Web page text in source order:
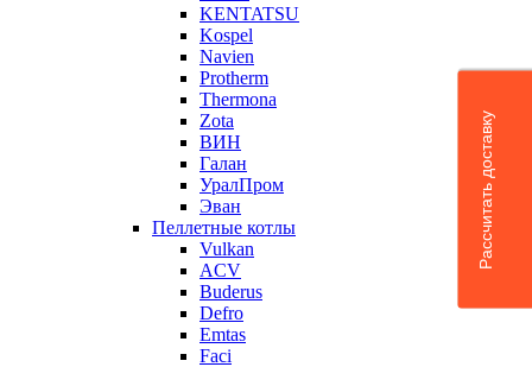
KENTATSU
Kospel
Navien
Protherm
Thermona
Zota
ВИН
Галан
УралПром
Эван
Пеллетные котлы
Vulkan
ACV
Buderus
Defro
Emtas
Faci
Рассчитать доставку